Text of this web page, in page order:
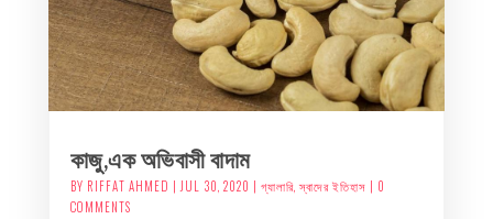
কাজু,এক অভিবাসী বাদাম
BY RIFFAT AHMED | JUL 30, 2020 | গ্যালারি, স্বাদের ইতিহাস | 0
COMMENTS